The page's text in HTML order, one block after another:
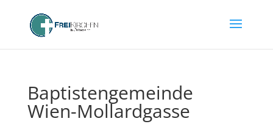
Baptistengemeinde
Wien-Mollardgasse